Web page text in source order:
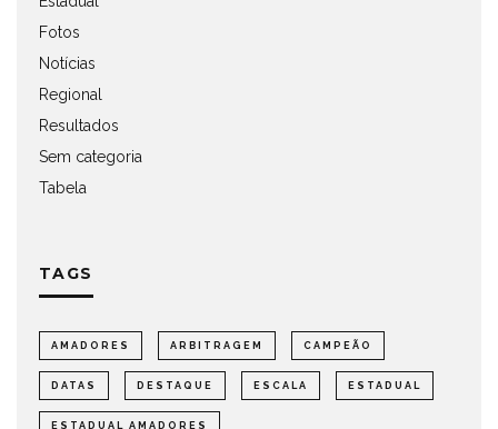
Fotos
Notícias
Regional
Resultados
Sem categoria
Tabela
TAGS
AMADORES ARBITRAGEM CAMPEÃO
DATAS DESTAQUE ESCALA ESTADUAL
ESTADUAL AMADORES